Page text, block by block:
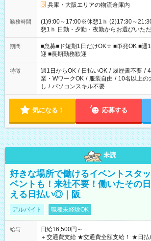
兵庫・大阪エリアの物流倉庫内
勤務時間
(1)9:00～17:00※休憩1ｈ (2)17:30～
憩1ｈ 日勤・夕勤・夜勤からお選びいた
わせて働けるお仕事です(*^^*) 【その他選べる勤務時間】 8-17
時/9-17時/9-18時/10-18時/11-21時/18-22
時/22-翌6時/0-翌8時 ご自身のご都合で選
フト！
期間
■急募■ド短期1日だけOK☆ ■単発OK ■週
迎 ■長期勤務歓迎
特徴 週1日からOK / 日払いOK / 履歴書不要 /
業・WワークOK / 服装自由 / 10名以上の
し / パソコンスキル不要
気になる！ 応募する
未読
好きな場所で働けるイベントスタ
ベントも！来社不要！働いたその
える日払い◎｜阪
アルバイト 職種未経験OK
給与
日給16,500円～
＋交通費支給 ★交通費全額支給！ ★日払いOK！（規定あり） ┗